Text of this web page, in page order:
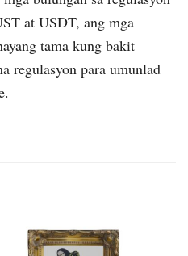
at USDT, ang mga
tama kung bakit
regulasyon para umunlad